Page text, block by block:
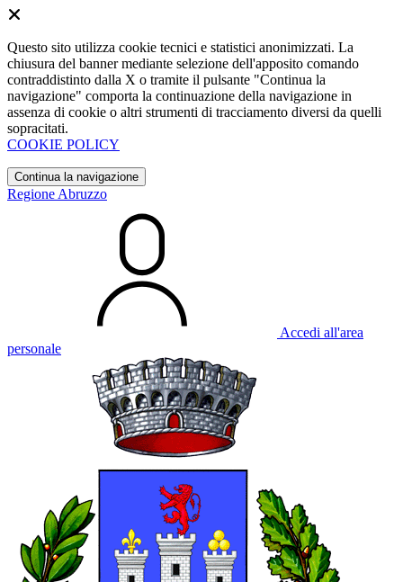
Questo sito utilizza cookie tecnici e statistici anonimizzati. La
chiusura del banner mediante selezione dell'apposito comando
contraddistinto dalla X o tramite il pulsante "Continua la
navigazione" comporta la continuazione della navigazione in
assenza di cookie o altri strumenti di tracciamento diversi da quelli
sopracitati.
COOKIE POLICY
Continua la navigazione
Regione Abruzzo
Accedi all'area
personale